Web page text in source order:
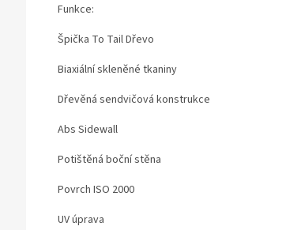
Funkce:
Špička To Tail Dřevo
Biaxiální skleněné tkaniny
Dřevěná sendvičová konstrukce
Abs Sidewall
Potištěná boční stěna
Povrch ISO 2000
UV úprava